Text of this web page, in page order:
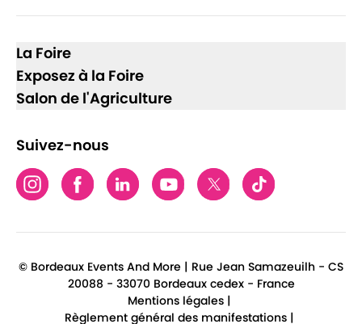
La Foire
Exposez à la Foire
Salon de l'Agriculture
Suivez-nous
© Bordeaux Events And More | Rue Jean Samazeuilh - CS
20088 - 33070 Bordeaux cedex - France
Mentions légales |
Règlement général des manifestations |